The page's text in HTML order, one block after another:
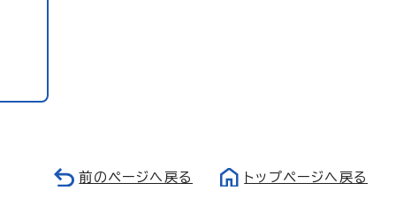
前のページへ戻る トップページへ戻る